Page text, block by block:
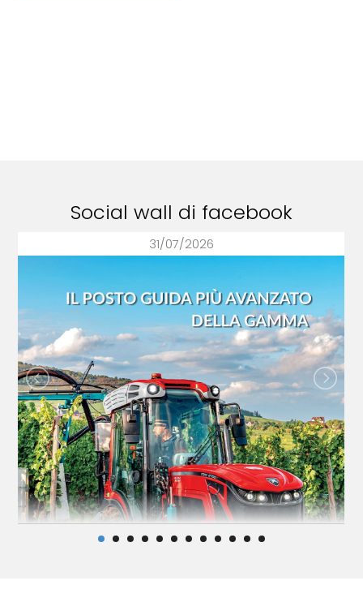
Social wall di facebook
31/07/2026